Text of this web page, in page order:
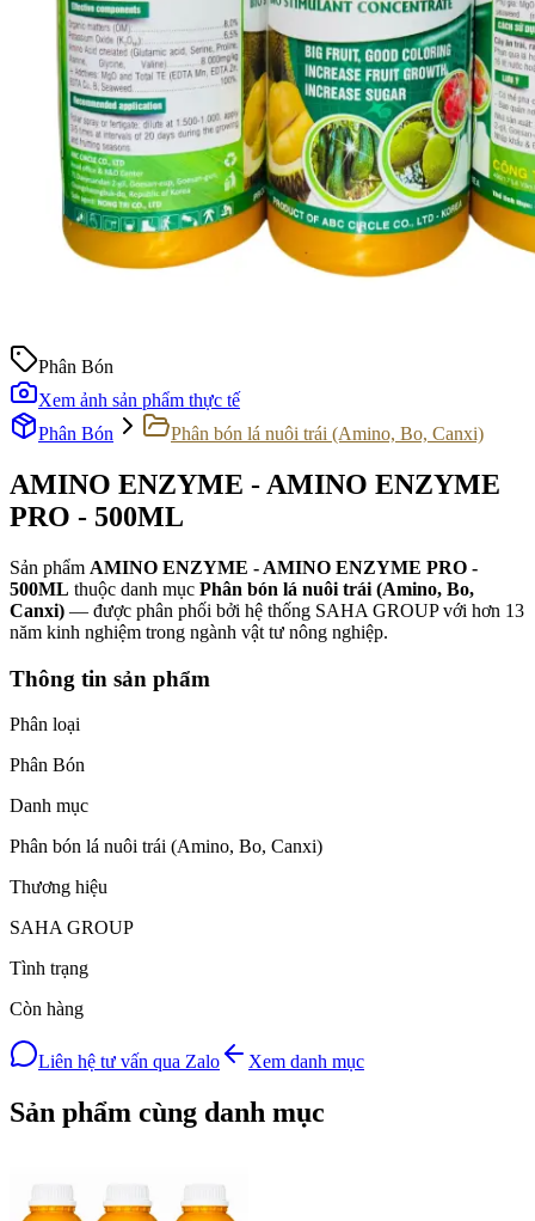
Phân Bón
Xem ảnh sản phẩm thực tế
Phân Bón
Phân bón lá nuôi trái (Amino, Bo, Canxi)
AMINO ENZYME - AMINO ENZYME
PRO - 500ML
Sản phẩm AMINO ENZYME - AMINO ENZYME PRO -
500ML thuộc danh mục Phân bón lá nuôi trái (Amino, Bo,
Canxi) — được phân phối bởi hệ thống SAHA GROUP với hơn 13
năm kinh nghiệm trong ngành vật tư nông nghiệp.
Thông tin sản phẩm
Phân loại
Phân Bón
Danh mục
Phân bón lá nuôi trái (Amino, Bo, Canxi)
Thương hiệu
SAHA GROUP
Tình trạng
Còn hàng
Liên hệ tư vấn qua Zalo Xem danh mục
Sản phẩm cùng danh mục